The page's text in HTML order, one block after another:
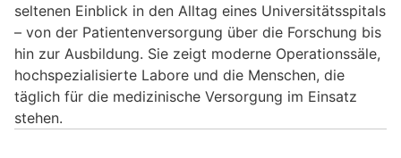
seltenen Einblick in den Alltag eines Universitätsspitals
– von der Patientenversorgung über die Forschung bis
hin zur Ausbildung. Sie zeigt moderne Operationssäle,
hochspezialisierte Labore und die Menschen, die
täglich für die medizinische Versorgung im Einsatz
stehen.